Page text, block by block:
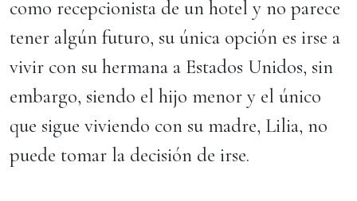
como recepcionista de un hotel y no parece
tener algún futuro, su única opción es irse a
vivir con su hermana a Estados Unidos, sin
embargo, siendo el hijo menor y el único
que sigue viviendo con su madre, Lilia, no
puede tomar la decisión de irse.